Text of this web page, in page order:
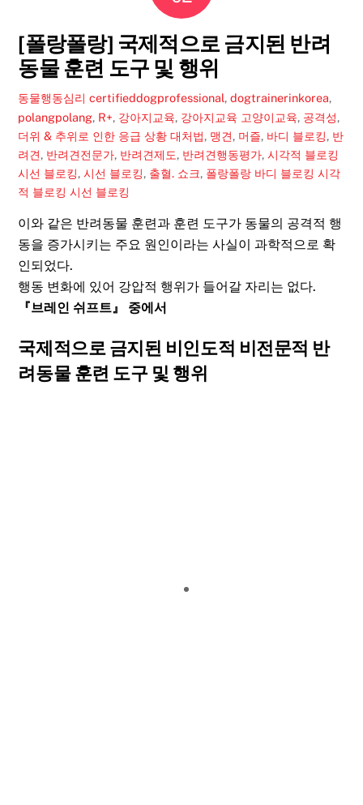
[폴랑폴랑] 국제적으로 금지된 반려
동물 훈련 도구 및 행위
동물행동심리 certifieddogprofessional,dogtrainerinkorea,
polangpolang, R+, 강아지교육, 강아지교육 고양이교육, 공격성,
더위 & 추위로 인한 응급 상황 대처법, 맹견, 머즐, 바디 블로킹, 반
려견, 반려견전문가, 반려견제도, 반려견행동평가,시각적 블로킹
시선 블로킹,시선 블로킹, 출혈. 쇼크, 폴랑폴랑 바디 블로킹 시각
적 블로킹 시선 블로킹
이와 같은 반려동물 훈련과 훈련 도구가 동물의 공격적 행
동을 증가시키는 주요 원인이라는 사실이 과학적으로 확
인되었다.
행동 변화에 있어 강압적 행위가 들어갈 자리는 없다.
『브레인 쉬프트』 중에서
국제적으로 금지된 비인도적 비전문적 반
려동물 훈련 도구 및 행위